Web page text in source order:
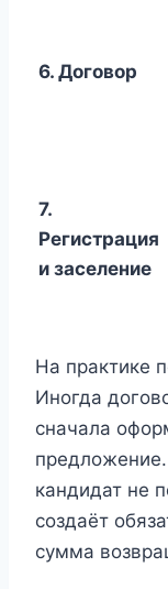
6. Договор
7.
Регистрация
и заселение
На практике
Иногда
сначала
предложение.
кандидат не
создаёт
сумма